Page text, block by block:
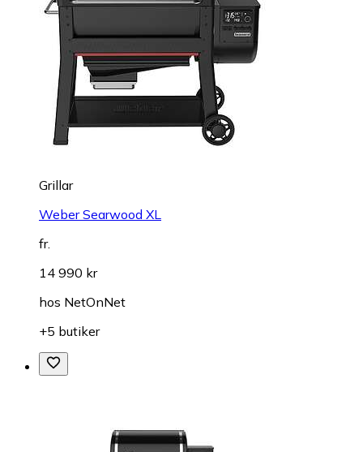
Grillar
Weber Searwood XL
fr.
14 990 kr
hos NetOnNet
+5 butiker